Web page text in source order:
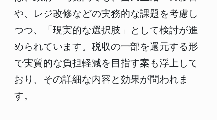
や、レジ改修などの実務的な課題を考慮し
つつ、「現実的な選択肢」として検討が進
められています。税収の一部を還元する形
で実質的な負担軽減を目指す案も浮上して
おり、その詳細な内容と効果が問われま
す。